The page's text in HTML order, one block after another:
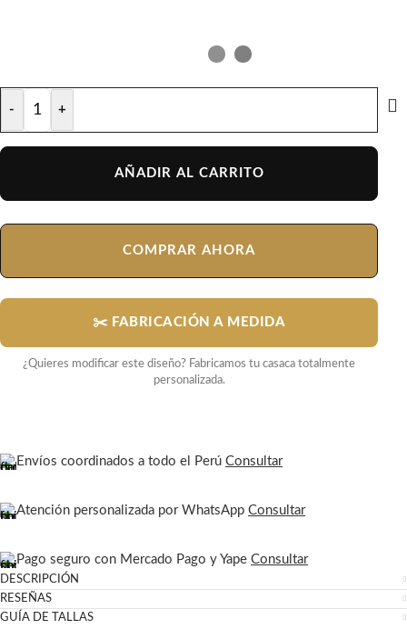
- +
AÑADIR AL CARRITO
COMPRAR AHORA
✂️ FABRICACIÓN A MEDIDA
¿Quieres modificar este diseño? Fabricamos tu casaca totalmente
personalizada.
Envíos coordinados a todo el Perú Consultar
Atención personalizada por WhatsApp Consultar
Pago seguro con Mercado Pago y Yape Consultar
DESCRIPCIÓN
RESEÑAS
GUÍA DE TALLAS